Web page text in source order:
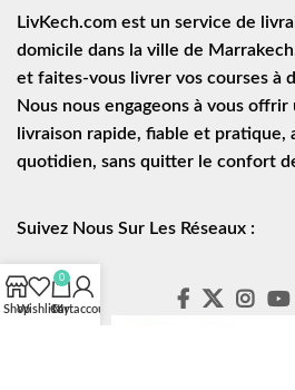
LivKech.com est un service de
domicile dans la ville de
et faites-vous livrer vos courses à
Nous nous engageons à vous
livraison rapide, fiable et pratique,
quotidien, sans quitter le confort
Suivez Nous Sur Les Réseaux :
ShopWishlist
0
Cart
My account